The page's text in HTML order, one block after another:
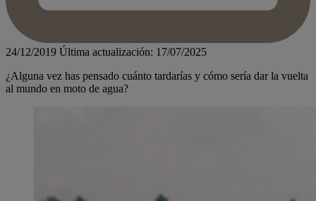
24/12/2019 Última actualización: 17/07/2025
¿Alguna vez has pensado cuánto tardarías y cómo sería dar la vuelta
al mundo en moto de agua?